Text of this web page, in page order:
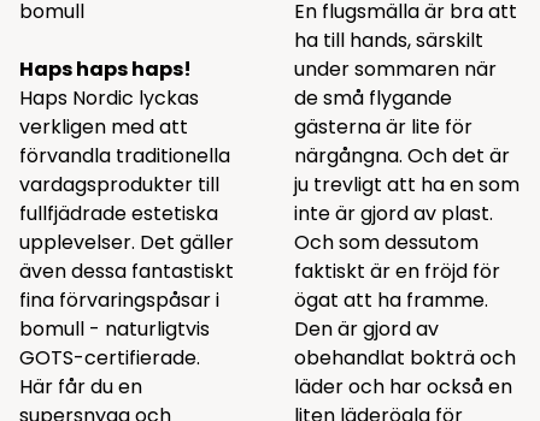
bomull
Haps haps haps!
Haps Nordic lyckas
verkligen med att
förvandla traditionella
vardagsprodukter till
fullfjädrade estetiska
upplevelser. Det gäller
även dessa fantastiskt
fina förvaringspåsar i
bomull - naturligtvis
GOTS-certifierade.
Här får du en
En flugsmälla är bra att
ha till hands, särskilt
under sommaren när
de små flygande
gästerna är lite för
närgångna. Och det är
ju trevligt att ha en som
inte är gjord av plast.
Och som dessutom
faktiskt är en fröjd för
ögat att ha framme.
Den är gjord av
obehandlat bokträ och
läder och har också en